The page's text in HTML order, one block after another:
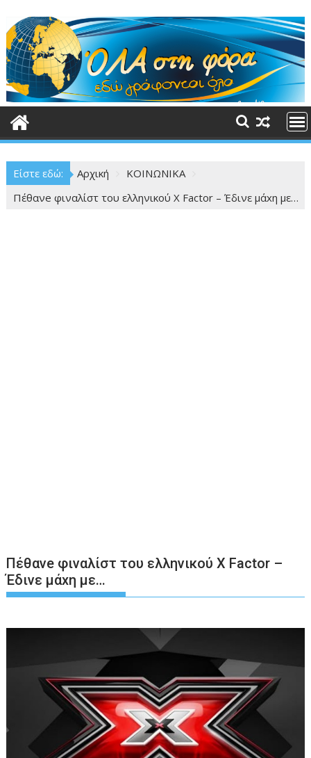
στο
περιεχόμενο
Είστε εδώ: Αρχική
ΚΟΙΝΩΝΙΚΑ
Πέθανe φιναλίστ του ελληνικού X Factor – Έδινε μάxη με…
Πέθανe φιναλίστ του ελληνικού X Factor –
Έδινε μάxη με…